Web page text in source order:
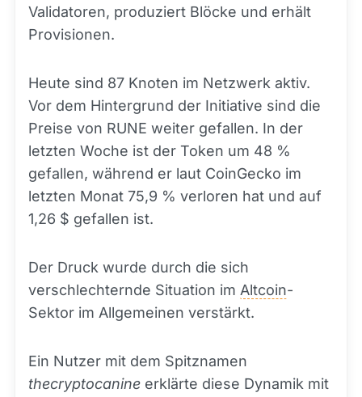
Validatoren, produziert Blöcke und erhält
Provisionen.
Heute sind 87 Knoten im Netzwerk aktiv.
Vor dem Hintergrund der Initiative sind die
Preise von RUNE weiter gefallen. In der
letzten Woche ist der Token um 48 %
gefallen, während er laut CoinGecko im
letzten Monat 75,9 % verloren hat und auf
1,26 $ gefallen ist.
Der Druck wurde durch die sich
verschlechternde Situation im Altcoin-
Sektor im Allgemeinen verstärkt.
Ein Nutzer mit dem Spitznamen
thecryptocanine erklärte diese Dynamik mit